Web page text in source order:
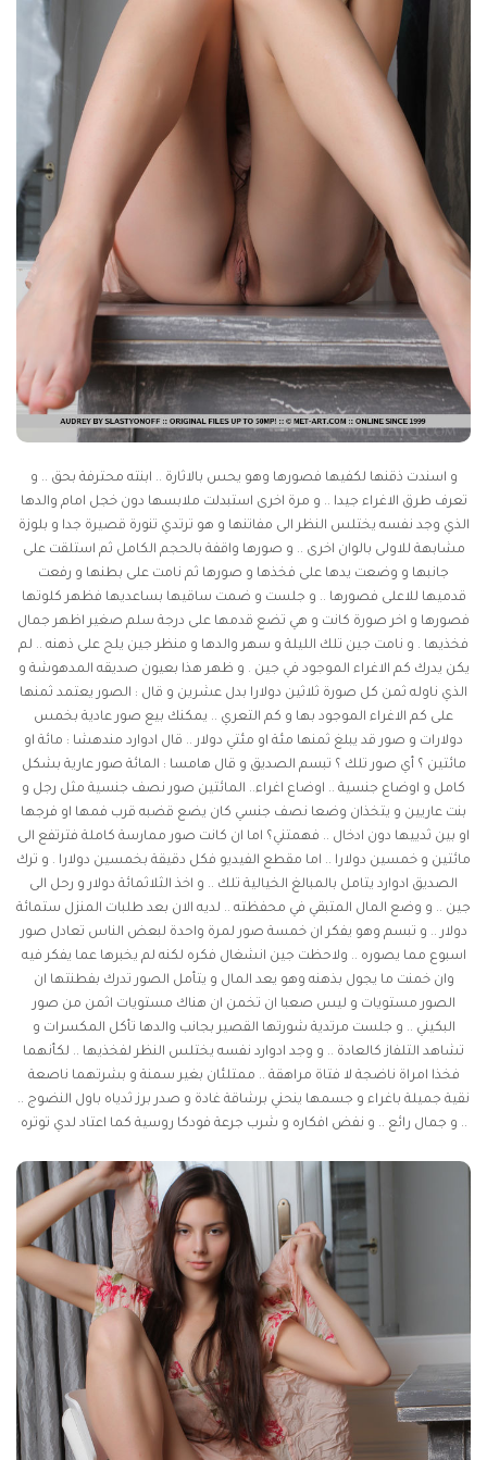
و اسندت ذقنها لكفيها فصورها وهو يحس بالاثارة .. ابنته محترفة بحق .. و
تعرف طرق الاغراء جيدا .. و مرة اخرى استبدلت ملابسها دون خجل امام والدها
الذي وجد نفسه يختلس النظر الى مفاتنها و هو ترتدي تنورة قصيرة جدا و بلوزة
مشابهة للاولى بالوان اخرى .. و صورها واقفة بالحجم الكامل ثم استلقت على
جانبها و وضعت يدها على فخذها و صورها ثم نامت على بطنها و رفعت
قدميها للاعلى فصورها .. و جلست و ضمت ساقيها بساعديها فظهر كلوتها
فصورها و اخر صورة كانت و هي تضع قدمها على درجة سلم صغير اظهر جمال
فخذيها . و نامت جين تلك الليلة و سهر والدها و منظر جين يلح على ذهنه .. لم
يكن يدرك كم الاغراء الموجود في جين . و ظهر هذا بعيون صديقه المدهوشة و
الذي ناوله ثمن كل صورة ثلاثين دولارا بدل عشرين و قال : الصور يعتمد ثمنها
على كم الاغراء الموجود بها و كم التعري .. يمكنك بيع صور عادية بخمس
دولارات و صور قد يبلغ ثمنها مئة او مئتي دولار .. قال ادوارد مندهشا : مائة او
مائتين ؟ أي صور تلك ؟ تبسم الصديق و قال هامسا : المائة صور عارية بشكل
كامل و اوضاع جنسية .. اوضاع اغراء.. المائتين صور نصف جنسية مثل رجل و
بنت عاريين و يتخذان وضعا نصف جنسي كان يضع قضبه قرب فمها او فرجها
او بين ثدييها دون ادخال .. فهمتني؟ اما ان كانت صور ممارسة كاملة فترتفع الى
مائتين و خمسين دولارا .. اما مقطع الفيديو فكل دقيقة بخمسين دولارا . و ترك
الصديق ادوارد يتامل بالمبالغ الخيالية تلك .. و اخذ الثلاثمائة دولار و رحل الى
جين .. و وضع المال المتبقي في محفظته .. لديه الان بعد طلبات المنزل ستمائة
دولار .. و تبسم وهو يفكر ان خمسة صور لمرة واحدة لبعض الناس تعادل صور
اسبوع مما يصوره .. ولاحظت جين انشغال فكره لكنه لم يخبرها عما يفكر فيه
وان خمنت ما يجول بذهنه وهو يعد المال و يتأمل الصور تدرك بفطنتها ان
الصور مستويات و ليس صعبا ان تخمن ان هناك مستويات اثمن من صور
البكيني .. و جلست مرتدية شورتها القصير بجانب والدها تأكل المكسرات و
تشاهد التلفاز كالعادة .. و وجد ادوارد نفسه يختلس النظر لفخذيها .. لكأنهما
فخذا امراة ناضجة لا فتاة مراهقة .. ممتلئان بغير سمنة و بشرتهما ناصعة
نقية جميلة باغراء و جسمها ينحني برشاقة غادة و صدر برز ثدياه باول النضوج ..
و جمال رائع .. و نفض افكاره و شرب جرعة فودكا روسية كما اعتاد لدي توتره ..